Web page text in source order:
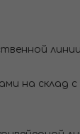
на склад